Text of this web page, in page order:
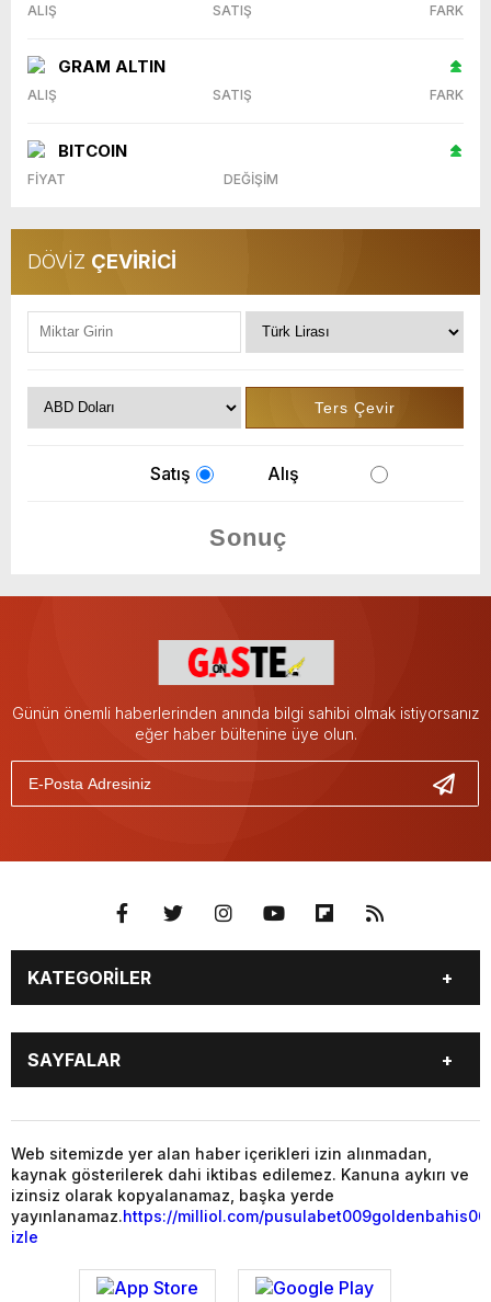
ALIŞ SATIŞ FARK
GRAM ALTIN
ALIŞ SATIŞ FARK
BITCOIN
FİYAT DEĞİŞİM
DÖVİZ ÇEVİRİCİ
Satış Alış
Günün önemli haberlerinden anında bilgi sahibi olmak istiyorsanız
eğer haber bültenine üye olun.
KATEGORİLER
YAŞAM
SİYASET
GAZETE OKU
PUAN DURUMU
TÜM MANŞET HABERLERİ
SAYFALAR
MAGAZİN
YAŞAM
SİYASET
EKONOMİ
Web sitemizde yer alan haber içerikleri izin alınmadan,
kaynak gösterilerek dahi iktibas edilemez. Kanuna aykırı ve
izinsiz olarak kopyalanamaz, başka yerde
yayınlanamaz.https://milliol.com/pusulabet009
izle